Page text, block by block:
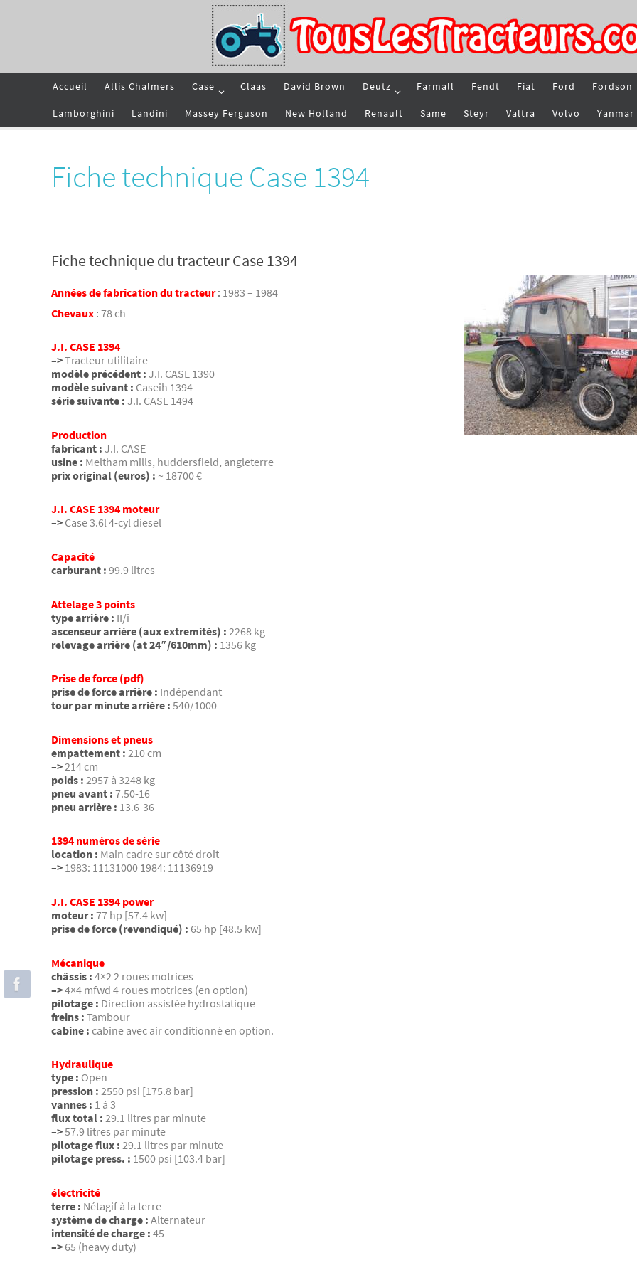
Accueil Allis Chalmers Case Claas David Brown Deutz Farmall Fendt Fiat Ford Fordson
Lamborghini Landini Massey Ferguson New Holland Renault Same Steyr Valtra Volvo Yanmar
Fiche technique Case 1394
Fiche technique du tracteur Case 1394
Années de fabrication du tracteur: 1983 – 1984
Chevaux : 78 ch
J.I. CASE 1394
–>Tracteur utilitaire
modèle précédent : J.I. CASE 1390
modèle suivant : Caseih 1394
série suivante : J.I. CASE 1494
Production
fabricant : J.I. CASE
usine : Meltham mills, huddersfield, angleterre
prix original (euros) : ~ 18700 €
J.I. CASE 1394 moteur
–> Case 3.6l 4-cyl diesel
Capacité
carburant : 99.9 litres
Attelage 3 points
type arrière : II/i
ascenseur arrière (aux extremités) : 2268 kg
relevage arrière (at 24″/610mm) : 1356 kg
Prise de force (pdf)
prise de force arrière : Indépendant
tour par minute arrière : 540/1000
Dimensions et pneus
empattement : 210 cm
–> 214 cm
poids : 2957 à 3248 kg
pneu avant : 7.50-16
pneu arrière : 13.6-36
1394 numéros de série
location : Main cadre sur côté droit
–> 1983: 11131000 1984: 11136919
J.I. CASE 1394 power
moteur : 77 hp [57.4 kw]
prise de force (revendiqué) : 65 hp [48.5 kw]
Mécanique
châssis : 4×2 2 roues motrices
–>4×4 mfwd 4 roues motrices (en option)
pilotage : Direction assistée hydrostatique
freins : Tambour
cabine : cabine avec air conditionné en option.
Hydraulique
type : Open
pression : 2550 psi [175.8 bar]
vannes : 1 à 3
flux total : 29.1 litres par minute
–>57.9 litres par minute
pilotage flux : 29.1 litres par minute
pilotage press. : 1500 psi [103.4 bar]
électricité
terre : Nétagif à la terre
système de charge : Alternateur
intensité de charge : 45
–>65 (heavy duty)